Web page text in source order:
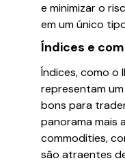
e minimizar o
em um único
Índices e
Índices, como o
representam
bons para
panorama mais
commodities,
são atraentes